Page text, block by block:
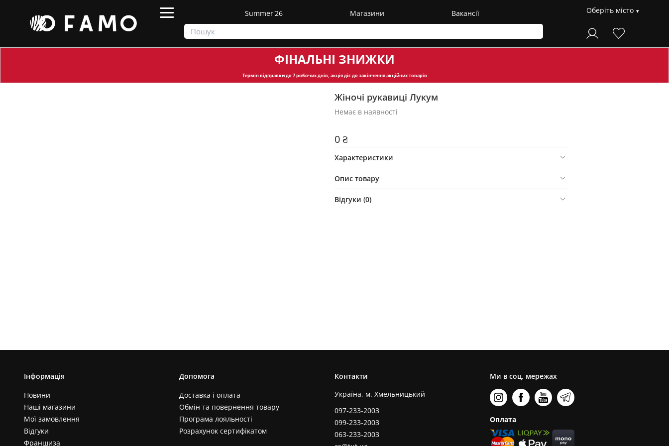
Summer'26 Магазини Вакансії Оберіть місто
ФІНАЛЬНІ ЗНИЖКИ
Термін відправкидо 7 робочих днів, акція діє до закінчення акційних товарів
Жіночі рукавиці Лукум
Немає в наявності
0 ₴
Характеристики
Опис товару
Відгуки (0)
Інформація
Новини
Наші магазини
Мої замовлення
Відгуки
Франшиза
Допомога
Доставка і оплата
Обмін та повернення товару
Програма лояльності
Розрахунок сертифікатом
Контакти
Україна, м. Хмельницький
097-233-2003
099-233-2003
063-233-2003
Ми в соц. мережах
Оплата